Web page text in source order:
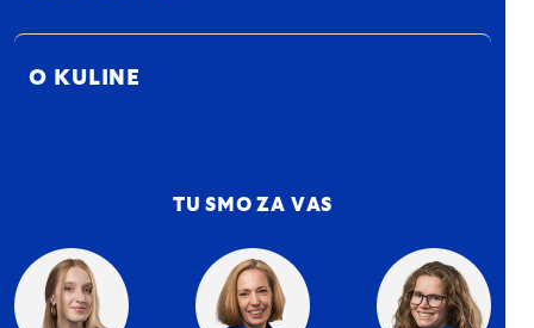
O KULINE
TU SMO ZA VAS